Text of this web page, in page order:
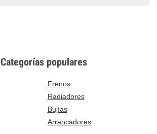
Categorías populares
Frenos
Radiadores
Bujías
Arrancadores